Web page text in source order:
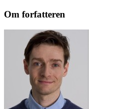
Om forfatteren